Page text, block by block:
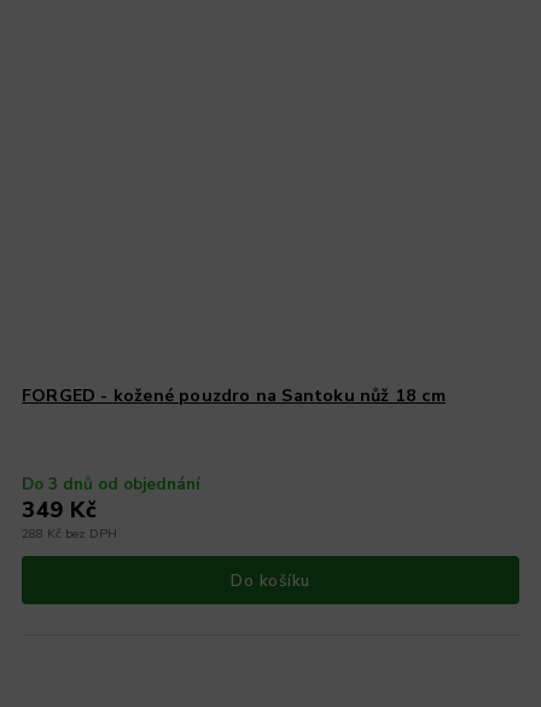
FORGED - kožené pouzdro na Santoku nůž 18 cm
Do 3 dnů od objednání
288 Kč bez DPH
349 Kč
Do košíku